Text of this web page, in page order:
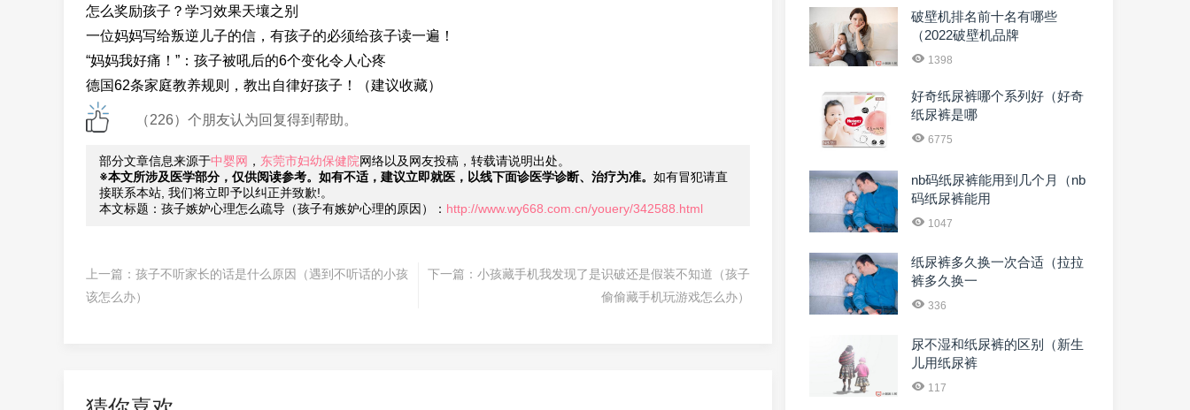
怎么奖励孩子？学习效果天壤之别
一位妈妈写给叛逆儿子的信，有孩子的必须给孩子读一遍！
“妈妈我好痛！”：孩子被吼后的6个变化令人心疼
德国62条家庭教养规则，教出自律好孩子！（建议收藏）
（226）个朋友认为回复得到帮助。
部分文章信息来源于中婴网 ， 东莞市妇幼保健院网络以及网友投稿，转载请说明出处。
※本文所涉及医学部分，仅供阅读参考。如有不适，建议立即就医，以线下面诊医学诊断、治疗为准。 如有冒犯请直
接联系本站, 我们将立即予以纠正并致歉!。
本文标题：孩子嫉妒心理怎么疏导（孩子有嫉妒心理的原因）： http://www.wy668.com.cn/youery/342588.html
上一篇： 孩子不听家长的话是什么原因（遇到不听话的小孩
该怎么办）
下一篇： 小孩藏手机我发现了是识破还是假装不知道（孩子
偷偷藏手机玩游戏怎么办）
破壁机排名前十名有哪些
（2022破壁机品牌
1398
好奇纸尿裤哪个系列好（好奇
纸尿裤是哪
6775
nb码纸尿裤能用到几个月（nb
码纸尿裤能用
1047
纸尿裤多久换一次合适（拉拉
裤多久换一
336
尿不湿和纸尿裤的区别（新生
儿用纸尿裤
117